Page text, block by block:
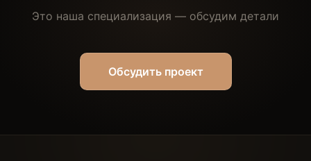
Это наша специализация — обсудим детали
Обсудить проект